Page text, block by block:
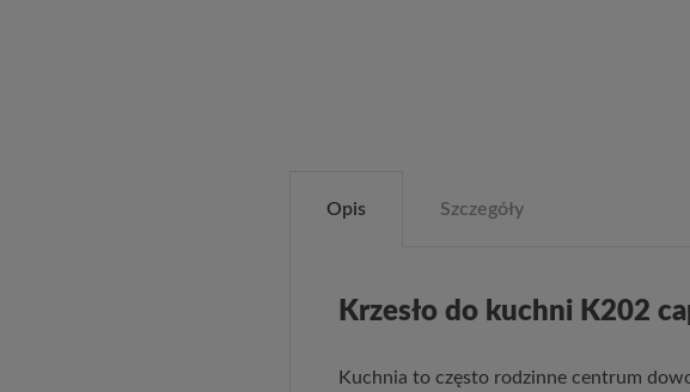
Opis Szczegóły
Krzesło do kuchni K202
Kuchnia to często rodzinne centrum